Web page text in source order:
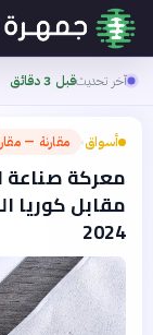
آخر تحديثقبل 3 دقائق
أسواق› مقارنة —
معركة صناعة
مقابل كوريا
2024